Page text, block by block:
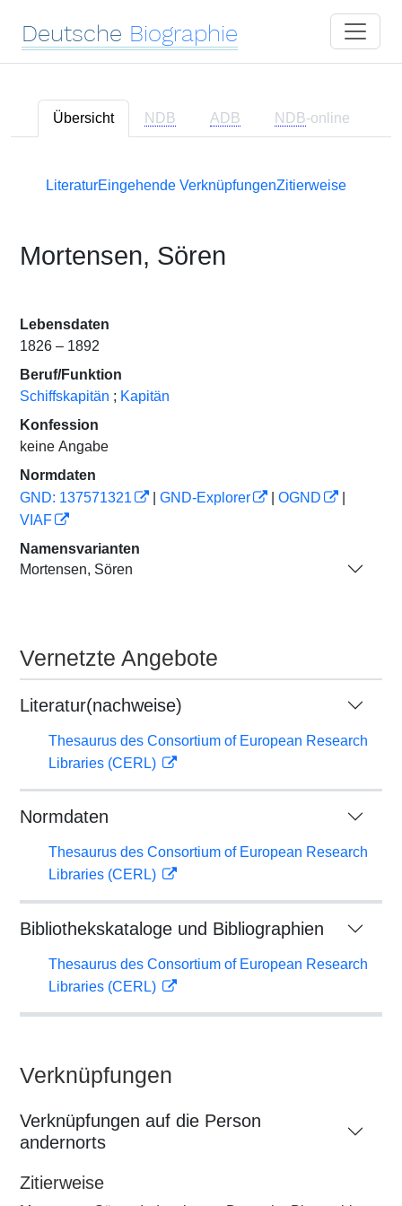
Deutsche Biographie
Übersicht NDB ADB NDB-online
LiteraturEingehende VerknüpfungenZitierweise
Mortensen, Sören
Lebensdaten
1826 – 1892
Beruf/Funktion
Schiffskapitän ; Kapitän
Konfession
keine Angabe
Normdaten
GND: 137571321
GND-Explorer OGND
VIAF
Namensvarianten
Mortensen, Sören
Vernetzte Angebote
Literatur(nachweise)
Thesaurus des Consortium of European Research
Libraries (CERL)
Normdaten
Thesaurus des Consortium of European Research
Libraries (CERL)
Bibliothekskataloge und Bibliographien
Thesaurus des Consortium of European Research
Libraries (CERL)
Verknüpfungen
Verknüpfungen auf die Person
andernorts
Zitierweise